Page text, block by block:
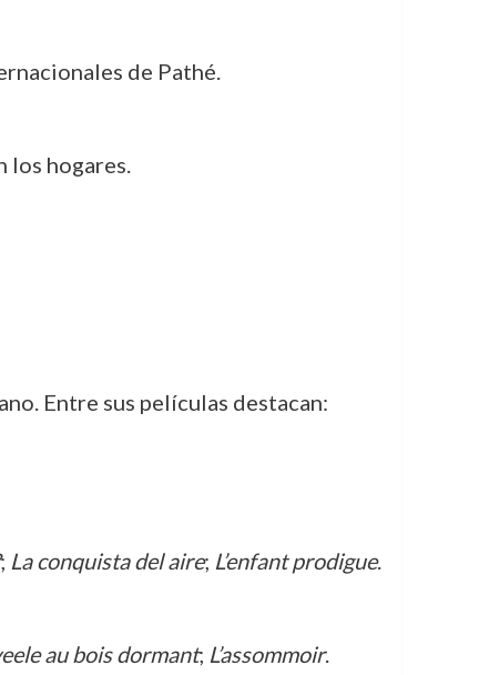
de Pathé.
los hogares.
Entre sus películas destacan:
; La conquista del aire; L’enfant prodigue.
au bois dormant; L’assommoir.